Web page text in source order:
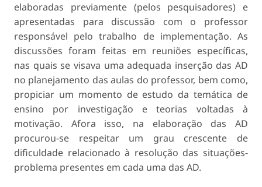
elaboradas previamente (pelos pesquisadores) e
apresentadas para discussão com o professor
responsável pelo trabalho de implementação. As
discussões foram feitas em reuniões específicas,
nas quais se visava uma adequada inserção das AD
no planejamento das aulas do professor, bem como,
propiciar um momento de estudo da temática de
ensino por investigação e teorias voltadas à
motivação. Afora isso, na elaboração das AD
procurou-se respeitar um grau crescente de
dificuldade relacionado à resolução das situações-
problema presentes em cada uma das AD.